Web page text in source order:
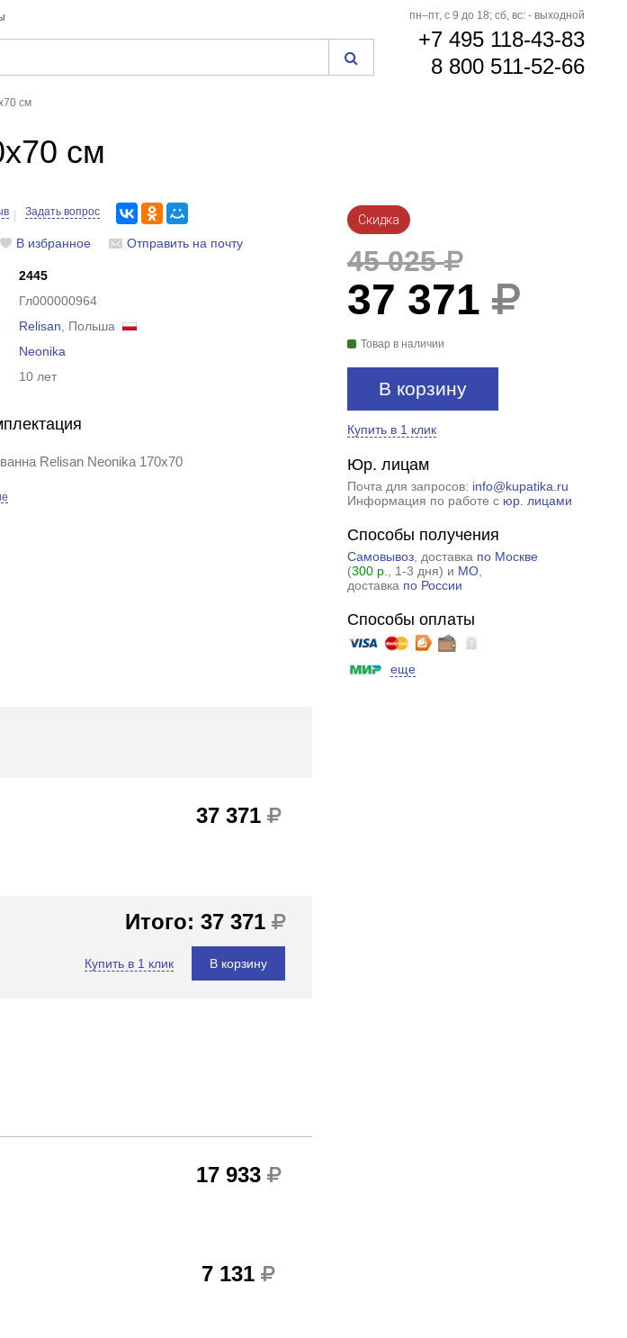
пн–пт, с 9 до 18; сб, вс: - выходной
+7 495 118-43-83
8 800 511-52-66
см
см
Задать вопрос
В избранное Отправить на почту
2445
Гл000000964
Relisan , Польша
Neonika
10 лет
Relisan Neonika 170x70
Скидка
45 025
37 371
Товар в наличии
В корзину
Купить в 1 клик
Юр. лицам
Почта для запросов: info@kupatika.ru
Информация по работе с юр. лицами
Способы получения
Самовывоз, доставка по Москве
(300 р. , 1-3 дня) и МО,
доставка по России
Способы оплаты
еще
37 371
Итого: 37 371
Купить в 1 клик В корзину
17 933
7 131